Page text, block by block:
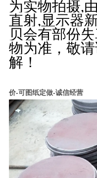
为实物拍摄,
直射,显示器
贝会有部份
物为准，敬
解！
价-可图纸定做-诚信经营